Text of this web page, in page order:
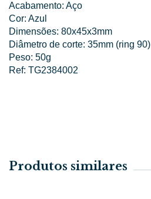
Acabamento: Aço
Cor: Azul
Dimensões: 80x45x3mm
Diâmetro de corte: 35mm (ring 90)
Peso: 50g
Ref: TG2384002
Produtos similares